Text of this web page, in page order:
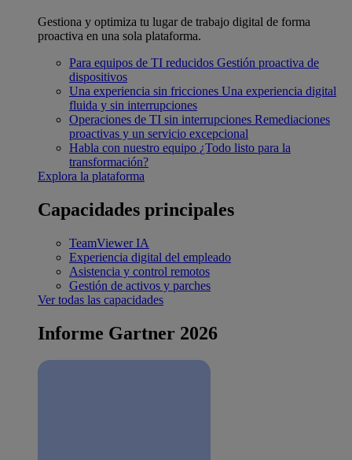
Gestiona y optimiza tu lugar de trabajo digital de forma
proactiva en una sola plataforma.
Para equipos de TI reducidos Gestión proactiva de
dispositivos
Una experiencia sin fricciones Una experiencia digital
fluida y sin interrupciones
Operaciones de TI sin interrupciones Remediaciones
proactivas y un servicio excepcional
Habla con nuestro equipo ¿Todo listo para la
transformación?
Explora la plataforma
Capacidades principales
TeamViewer IA
Experiencia digital del empleado
Asistencia y control remotos
Gestión de activos y parches
Ver todas las capacidades
Informe Gartner 2026